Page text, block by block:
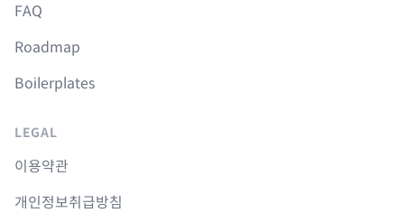
FAQ
Roadmap
Boilerplates
LEGAL
이용약관
개인정보취급방침